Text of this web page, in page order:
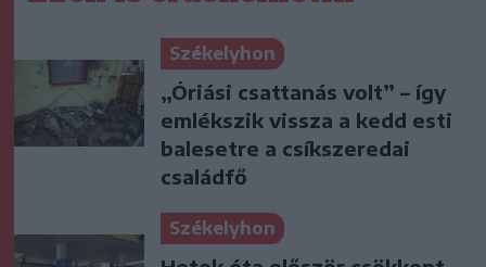
Székelyhon
„Óriási csattanás volt” – így
emlékszik vissza a kedd esti
balesetre a csíkszeredai
családfő
Székelyhon